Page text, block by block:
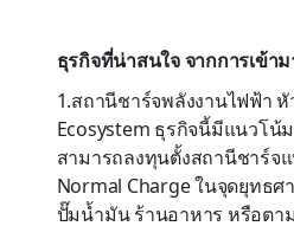
ธุรกิจที่น่าสนใจ จากการเข้า
1.สถานีชาร์จพลังงานไฟฟ้า
Ecosystem ธุรกิจนี้มีแนวโน้
สามารถลงทุนตั้งสถานีชาร์จ
Normal Charge ในจุดยุทธ
ปั๊มน้ำมัน ร้านอาหาร หรือตา